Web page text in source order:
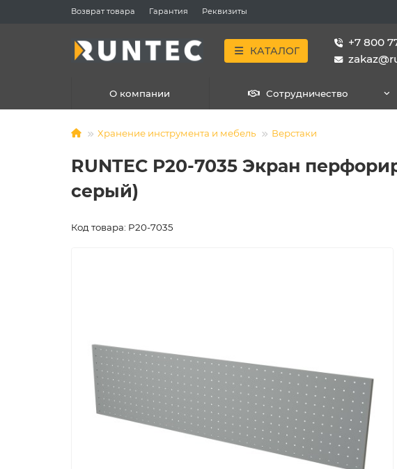
Возврат товара Гарантия Реквизиты
КАТАЛОГ
+7 800
О компании Сотрудничество
Хранение инструмента и мебель Верстаки
RUNTEC P20-7035 Экран
серый)
Код товара: P20-7035